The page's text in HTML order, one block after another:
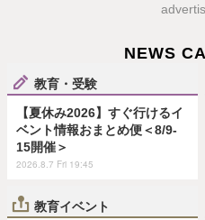
NEWS
教育・受験
【夏休み2026】すぐ行けるイ
ベント情報おまとめ便＜8/9-
15開催＞
2026.8.7 Fri 19:45
教育イベント